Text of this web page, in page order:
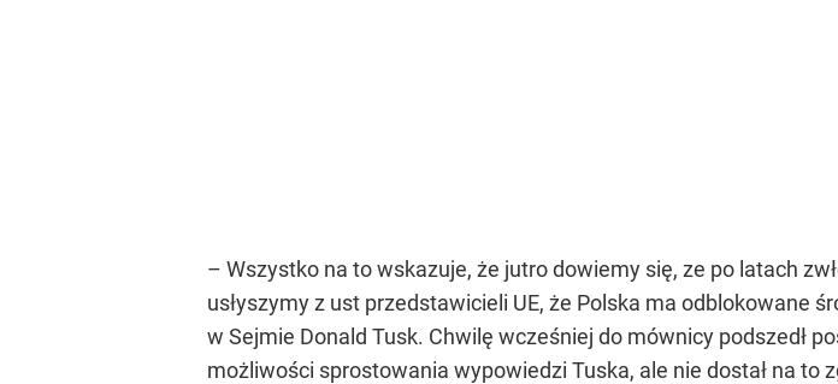
– Wszystko na to wskazuje, że jutro dowiemy się, ze po latach
usłyszymy z ust przedstawicieli UE, że Polska ma odblokowane
w Sejmie Donald Tusk. Chwilę wcześniej do mównicy podszedł
możliwości sprostowania wypowiedzi Tuska, ale nie dostał na to